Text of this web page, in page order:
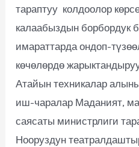
тараптуу колдоолор
калаабыздын борбордук
имараттарда ондоп-
көчөлөрдө
Атайын техникалар
иш-чаралар Маданият,
саясаты министрлиги
Нооруздун